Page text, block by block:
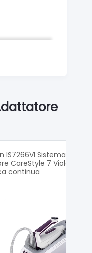
IS7266VI Sistema
CareStyle 7 Viola
continua